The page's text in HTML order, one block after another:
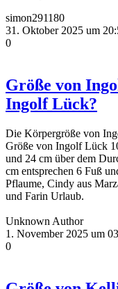
simon291180
31. Oktober 2025 um
0
Größe von
Ingolf Lück?
Die Körpergröße von
Größe von Ingolf Lück
und 24 cm über dem
cm entsprechen 6 Fuß
Pflaume, Cindy aus
und Farin Urlaub.
Unknown Author
1. November 2025 um
0